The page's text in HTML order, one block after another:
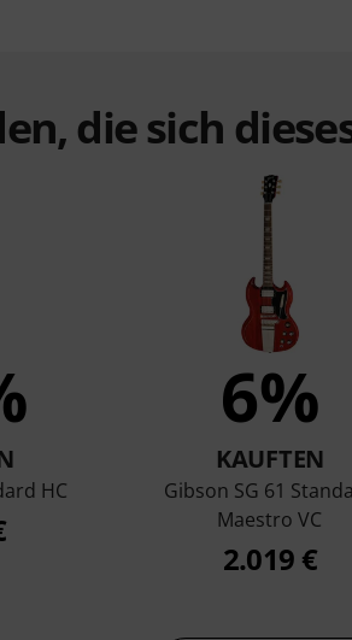
die sich
HC
6%
KAUFTEN
Gibson SG 61
Maestro VC
2.019 €